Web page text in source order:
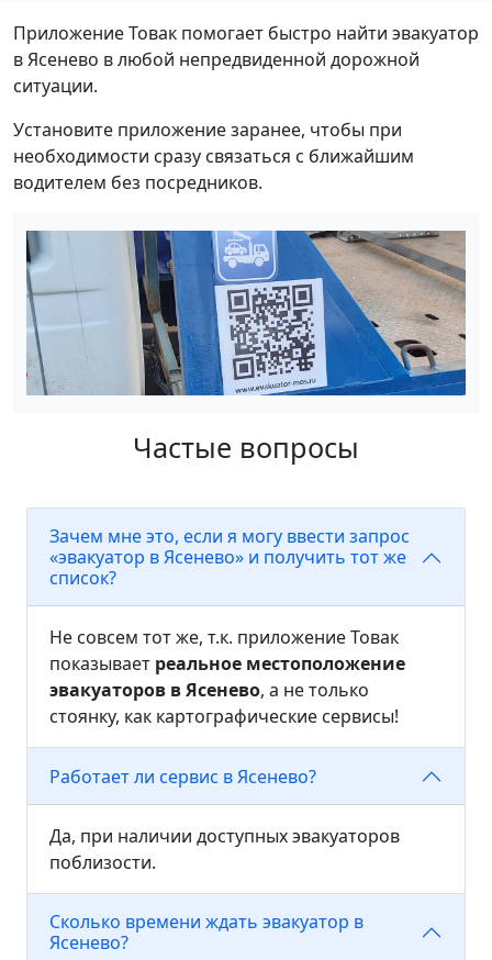
Приложение Товак помогает быстро найти эвакуатор
в Ясенево в любой непредвиденной дорожной
ситуации.
Установите приложение заранее, чтобы при
необходимости сразу связаться с ближайшим
водителем без посредников.
Частые вопросы
Зачем мне это, если я могу ввести запрос
«эвакуатор в Ясенево» и получить тот же
список?
Не совсем тот же, т.к. приложение Товак
показывает реальное местоположение
эвакуаторов в Ясенево, а не только
стоянку, как картографические сервисы!
Работает ли сервис в Ясенево?
Да, при наличии доступных эвакуаторов
поблизости.
Сколько времени ждать эвакуатор в
Ясенево?